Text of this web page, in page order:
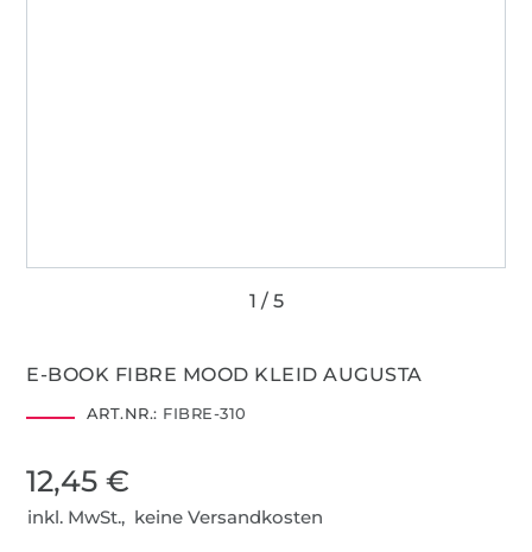
E-BOOK FIBRE MOOD KLEID AUGUSTA
ART.NR.: FIBRE-310
12,45 €
inkl. MwSt., keine Versandkosten